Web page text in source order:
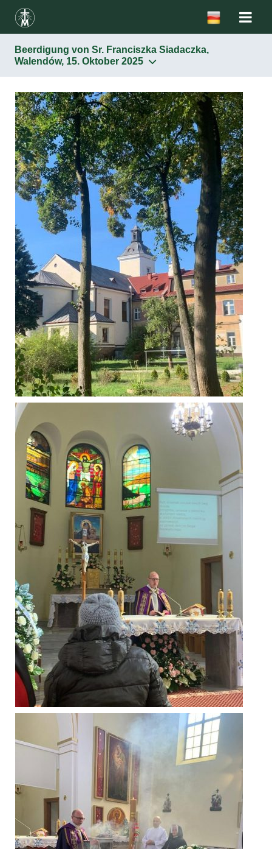
Beerdigung von Sr. Franciszka Siadaczka,
Walendów, 15. Oktober 2025